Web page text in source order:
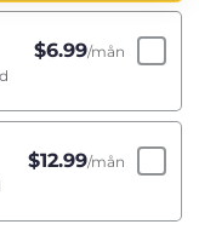
$6.99/mån
$12.99/mån